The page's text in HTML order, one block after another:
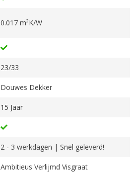
0.017 m²K/W
23/33
Douwes Dekker
15 Jaar
2 - 3 werkdagen | Snel geleverd!
Ambitieus Verlijmd Visgraat